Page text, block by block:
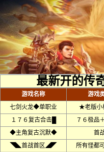
最新开的传
游戏名称 游戏
七剑火龙◆单职业
★老版
１７６复古合击█
７６极品
◆主角复古沉默◆
首
◥◣首战首区◢◤
所有怪都